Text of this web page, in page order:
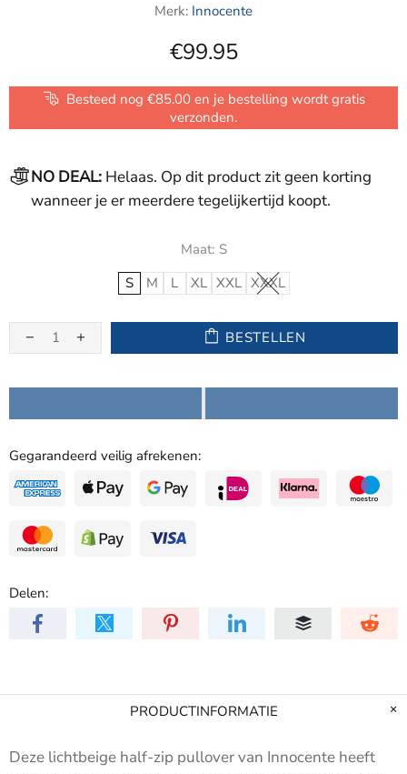
Merk: Innocente
€99.95
Besteed nog €85.00 en je bestelling wordt gratis
verzonden.
NO DEAL: Helaas. Op dit product zit geen korting
wanneer je er meerdere tegelijkertijd koopt.
Maat: S
S
M L XL XXL XXXL
BESTELLEN
Gegarandeerd veilig afrekenen:
Delen:
PRODUCTINFORMATIE
Deze lichtbeige half-zip pullover van Innocente heeft